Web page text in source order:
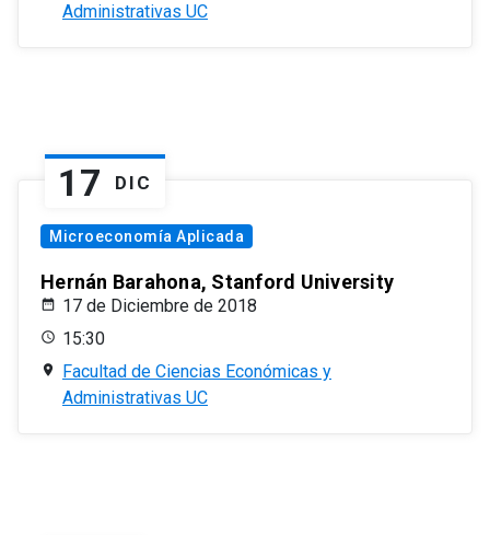
Administrativas UC
17 DIC
Microeconomía Aplicada
Hernán Barahona, Stanford University
17 de Diciembre de 2018
15:30
Facultad de Ciencias Económicas y
Administrativas UC